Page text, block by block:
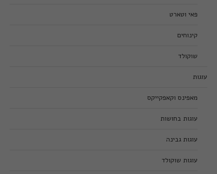
פאי וטארט
קינוחים
שוקולד
עוגות
מאפינס וקאפקייקס
עוגות בחושות
עוגות גבינה
עוגות שוקולד